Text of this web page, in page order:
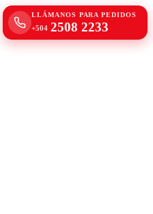
LLÁMANOS PARA PEDIDOS
+504 2508 2233